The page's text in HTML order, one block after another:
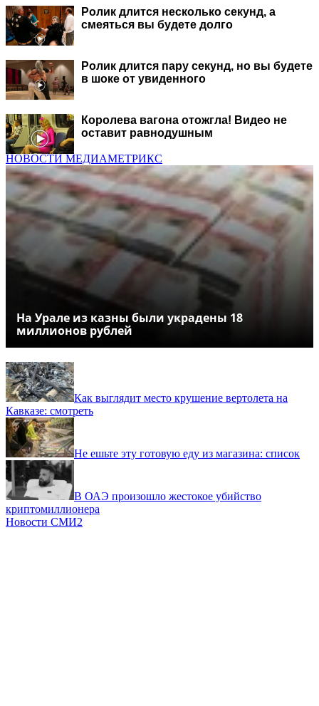
Ролик длится несколько секунд, а
смеяться вы будете долго
Ролик длится пару секунд, но вы будете
в шоке от увиденного
Королева вагона отожгла! Видео не
оставит равнодушным
НОВОСТИ МЕДИАМЕТРИКС
На Урале из казны были украдены 18
миллионов рублей
Как выглядит место крушение вертолета на
Кавказе: смотреть
Не ешьте эту готовую еду из магазина: список
В ОАЭ произошло жестокое убийство
криптомиллионера
Новости СМИ2